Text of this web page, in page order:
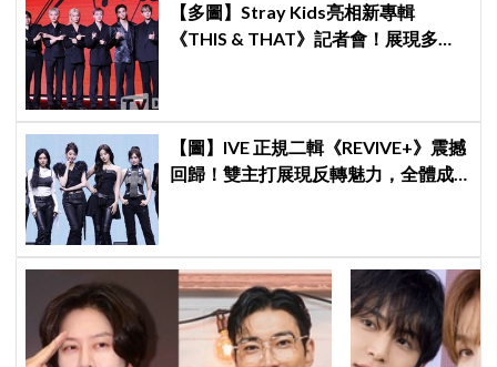
【多圖】Stray Kids亮相新專輯
《THIS & THAT》記者會！展現多才
【圖】IVE 正規二輯《REVIVE+》震撼
回歸！雙主打展現反轉魅力，全體成